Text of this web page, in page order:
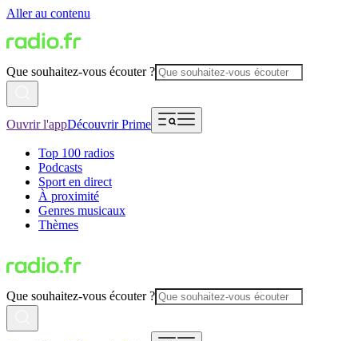
Aller au contenu
Que souhaitez-vous écouter ?
Ouvrir l'appDécouvrir Prime
Top 100 radios
Podcasts
Sport en direct
À proximité
Genres musicaux
Thèmes
Que souhaitez-vous écouter ?